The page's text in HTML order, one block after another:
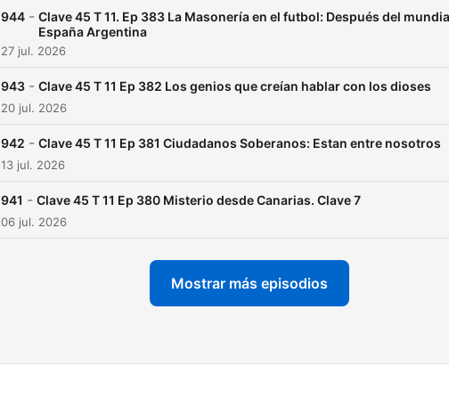
944 - Clave 45 T 11. Ep 383 La Masonería en el futbol: Después del
España Argentina
27 jul. 2026
943 - Clave 45 T 11 Ep 382 Los genios que creían hablar con los dioses
20 jul. 2026
942 - Clave 45 T 11 Ep 381 Ciudadanos Soberanos: Estan entre nosotros
13 jul. 2026
941 - Clave 45 T 11 Ep 380 Misterio desde Canarias. Clave 7
06 jul. 2026
Mostrar más episodios